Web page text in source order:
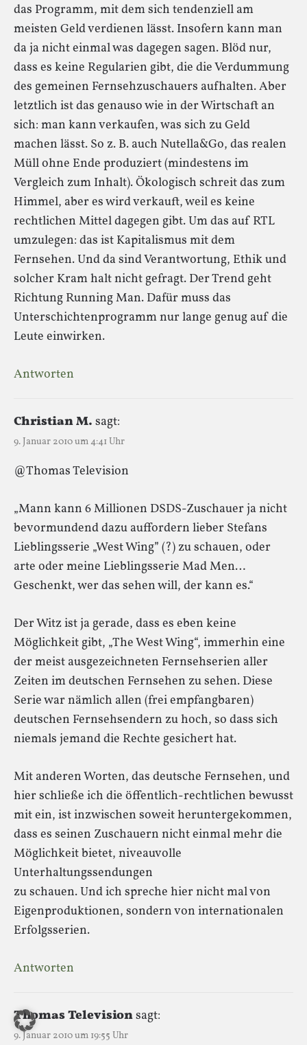
das Programm, mit dem sich tendenziell am
meisten Geld verdienen lässt. Insofern kann man
da ja nicht einmal was dagegen sagen. Blöd nur,
dass es keine Regularien gibt, die die Verdummung
des gemeinen Fernsehzuschauers aufhalten. Aber
letztlich ist das genauso wie in der Wirtschaft an
sich: man kann verkaufen, was sich zu Geld
machen lässt. So z. B. auch Nutella&Go, das realen
Müll ohne Ende produziert (mindestens im
Vergleich zum Inhalt). Ökologisch schreit das zum
Himmel, aber es wird verkauft, weil es keine
rechtlichen Mittel dagegen gibt. Um das auf RTL
umzulegen: das ist Kapitalismus mit dem
Fernsehen. Und da sind Verantwortung, Ethik und
solcher Kram halt nicht gefragt. Der Trend geht
Richtung Running Man. Dafür muss das
Unterschichtenprogramm nur lange genug auf die
Leute einwirken.
Antworten
Christian M. sagt:
9. Januar 2010 um 4:41 Uhr
@Thomas Television
„Mann kann 6 Millionen DSDS-Zuschauer ja nicht
bevormundend dazu auffordern lieber Stefans
Lieblingsserie „West Wing” (?) zu schauen, oder
arte oder meine Lieblingsserie Mad Men…
Geschenkt, wer das sehen will, der kann es.“
Der Witz ist ja gerade, dass es eben keine
Möglichkeit gibt, „The West Wing“, immerhin eine
der meist ausgezeichneten Fernsehserien aller
Zeiten im deutschen Fernsehen zu sehen. Diese
Serie war nämlich allen (frei empfangbaren)
deutschen Fernsehsendern zu hoch, so dass sich
niemals jemand die Rechte gesichert hat.
Mit anderen Worten, das deutsche Fernsehen, und
hier schließe ich die öffentlich-rechtlichen bewusst
mit ein, ist inzwischen soweit heruntergekommen,
dass es seinen Zuschauern nicht einmal mehr die
Möglichkeit bietet, niveauvolle
Unterhaltungssendungen
zu schauen. Und ich spreche hier nicht mal von
Eigenproduktionen, sondern von internationalen
Erfolgsserien.
Antworten
Thomas Televisionsagt:
9. Januar 2010 um 19:55 Uhr